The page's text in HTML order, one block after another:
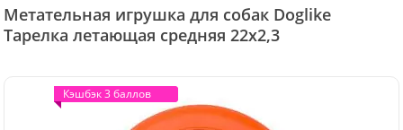
Метательная игрушка для собак Doglike
Тарелка летающая средняя 22х2,3
Кэшбэк 3 баллов
Кэшбэк 3 баллов